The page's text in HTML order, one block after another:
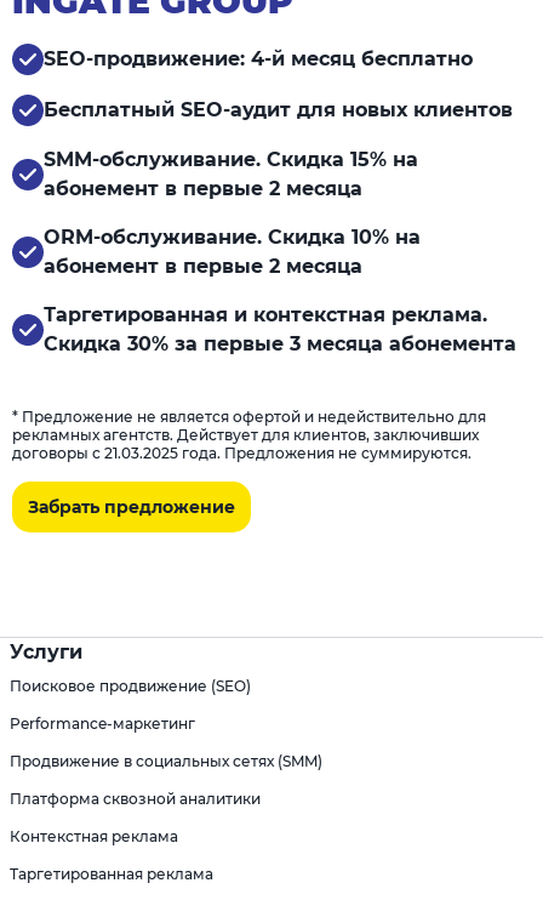
SEO-продвижение: 4-й месяц бесплатно
Бесплатный SEO-аудит для новых клиентов
SMM-обслуживание. Скидка 15% на
абонемент в первые 2 месяца
ORM-обслуживание. Скидка 10% на
абонемент в первые 2 месяца
Таргетированная и контекстная реклама.
Скидка 30% за первые 3 месяца абонемента
* Предложение не является офертой и недействительно для
рекламных агентств. Действует для клиентов, заключивших
договоры с 21.03.2025 года. Предложения не суммируются.
Забрать предложение
Услуги
Поисковое продвижение (SEO)
Performance-маркетинг
Продвижение в социальных сетях (SMM)
Платформа сквозной аналитики
Контекстная реклама
Таргетированная реклама